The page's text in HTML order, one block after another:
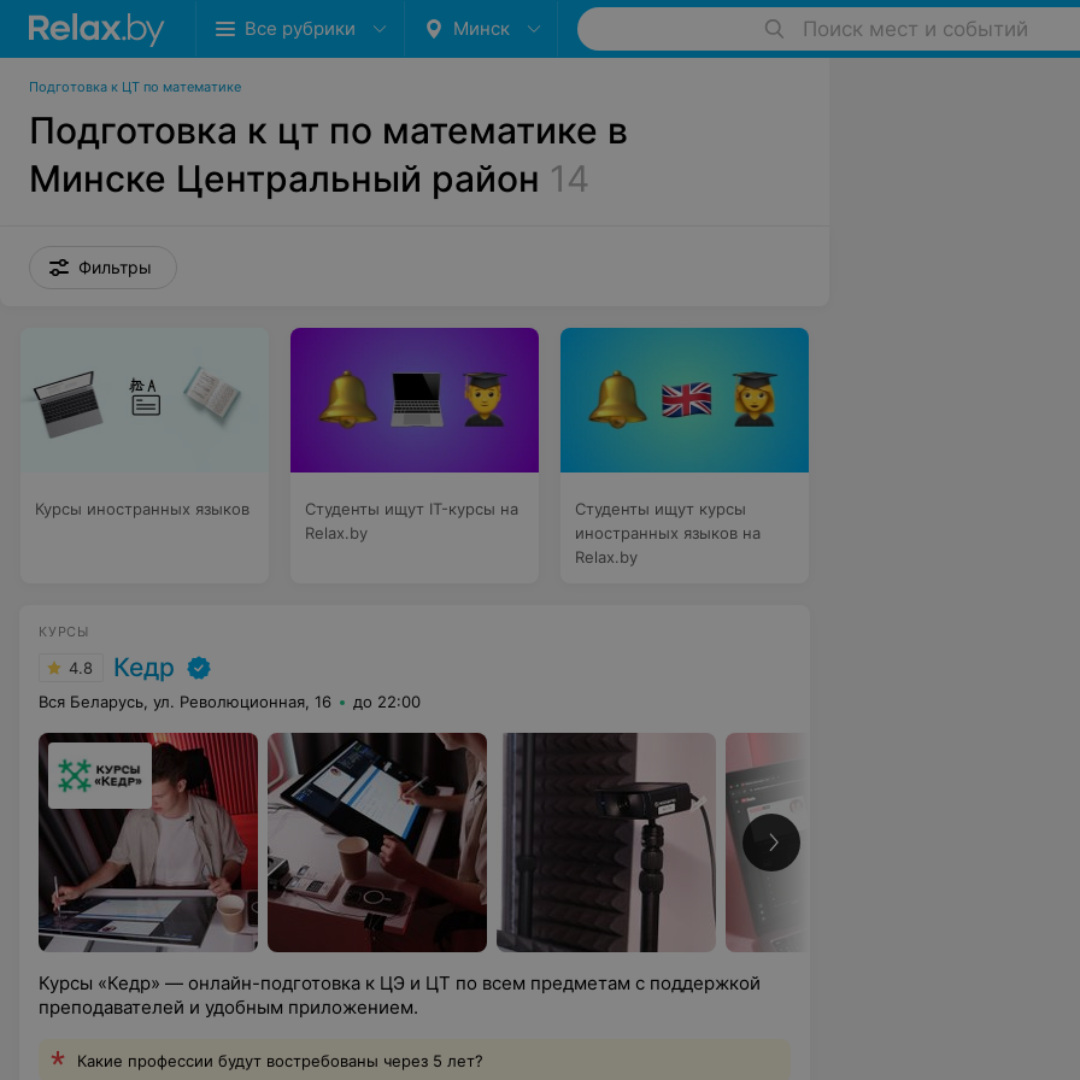
Все рубрики Минск Поиск мест и событий
Подготовка к ЦТ по математике
Подготовка к цт по математике в
Минске Центральный район 14
Фильтры
Курсы иностранных языков
Студенты ищут IT-курсы на
Relax.by
Студенты ищут курсы
иностранных языков на
Relax.by
КУРСЫ
4.8 Кедр
Вся Беларусь, ул. Революционная, 16 до 22:00
Курсы «Кедр» — онлайн-подготовка к ЦЭ и ЦТ по всем предметам с поддержкой
преподавателей и удобным приложением.
Какие профессии будут востребованы через 5 лет?